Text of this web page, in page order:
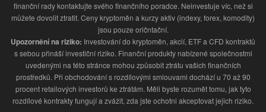
finanční rady kontaktujte svého finančního poradce. Neinvestuje víc, než si
můžete dovolit ztratit. Ceny kryptoměn a kurzy aktiv (indexy, forex, komodity)
jsou pouze oričntační.
Upozornění na riziko: Investování do kryptoměn, akcií, ETF a CFD kontraktů
s sebou přináší investiční riziko. Finanční produkty nabízené společnostmi
uvedenými na této stránce mohou způsobit ztrátu vašich finančních
prostředků. Při obchodování s rozdílovými smlouvami dochází u 70 až 90
procent retailových investorů ke ztrátám. Měli byste rozumět tomu, jak tyto
rozdílové kontrakty fungují a zvážit, zda jste ochotni akceptovat jejich riziko.